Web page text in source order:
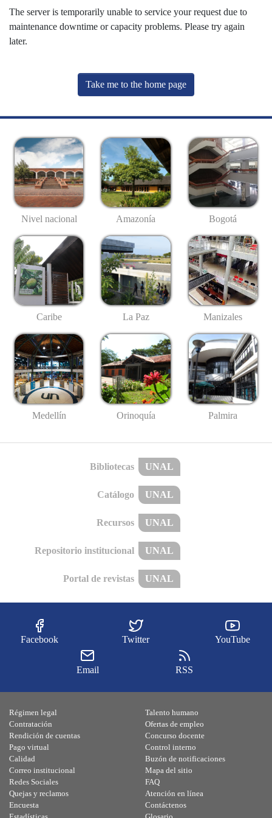
The server is temporarily unable to service your request due to
maintenance downtime or capacity problems. Please try again
later.
Take me to the home page
Nivel nacional Amazonía Bogotá
Caribe La Paz Manizales
Medellín Orinoquía Palmira
Bibliotecas UNAL
Catálogo UNAL
Recursos UNAL
Repositorio institucional UNAL
Portal de revistas UNAL
Facebook Twitter YouTube
Email RSS
Régimen legal
Contratación
Rendición de cuentas
Pago virtual
Calidad
Talento humano
Ofertas de empleo
Concurso docente
Control interno
Buzón de notificaciones
Correo institucional
Redes Sociales
Quejas y reclamos
Encuesta
Mapa del sitio
FAQ
Atención en línea
Contáctenos